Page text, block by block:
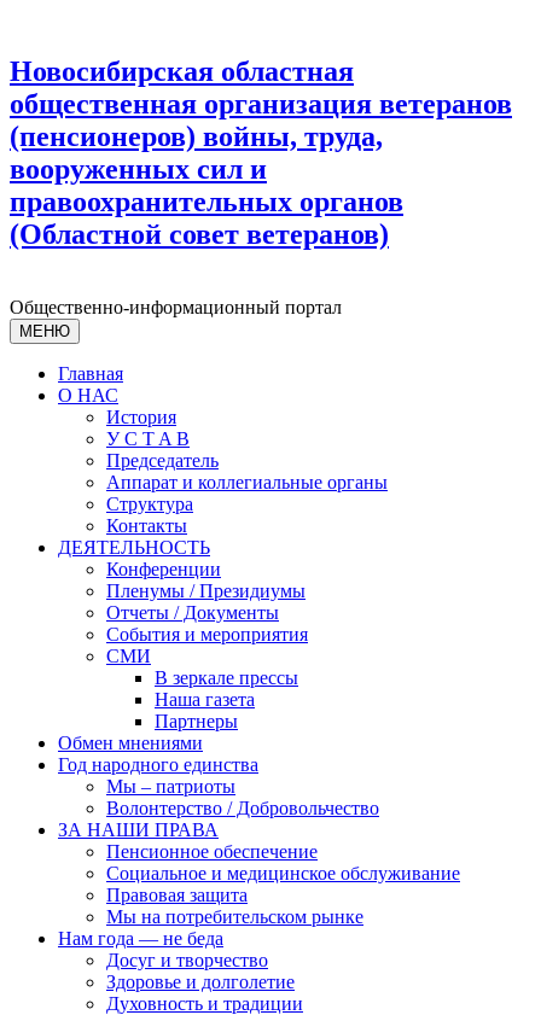
Новосибирская областная
общественная организация ветеранов
(пенсионеров) войны, труда,
вооруженных сил и
правоохранительных органов
(Областной совет ветеранов)
Общественно-информационный портал
МЕНЮ
Главная
О НАС
История
У С T A B
Председатель
Аппарат и коллегиальные органы
Структура
Контакты
ДЕЯТЕЛЬНОСТЬ
Конференции
Пленумы / Президиумы
Отчеты / Документы
События и мероприятия
СМИ
В зеркале прессы
Наша газета
Партнеры
Обмен мнениями
Год народного единства
Мы – патриоты
Волонтерство / Добровольчество
ЗА НАШИ ПРАВА
Пенсионное обеспечение
Социальное и медицинское обслуживание
Правовая защита
Мы на потребительском рынке
Нам года — не беда
Досуг и творчество
Здоровье и долголетие
Духовность и традиции